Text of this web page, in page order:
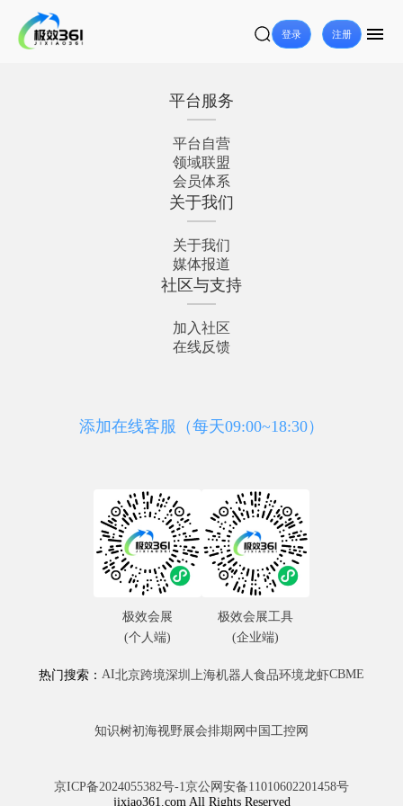
登录 注册
平台服务
平台自营
领域联盟
会员体系
关于我们
关于我们
媒体报道
社区与支持
加入社区
在线反馈
添加在线客服（每天09:00~18:30）
热门搜索： AI北京跨境深圳 上海机器人食品环境龙虾CBME
知识树初海视野展会排期网 中国工控网
京ICP备2024055382号-1京公网安备11010602201458号
jixiao361.com All Rights Reserved
极效会展
(个人端)
极效会展工具
(企业端)